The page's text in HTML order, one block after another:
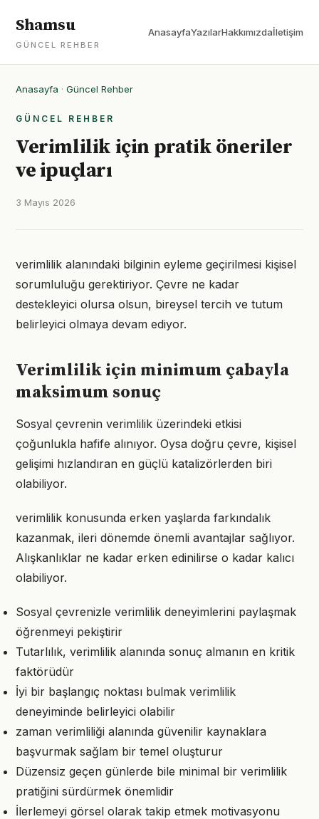
Shamsu
GÜNCEL REHBER
AnasayfaYazılarHakkımızdaİletişim
Anasayfa · Güncel Rehber
GÜNCEL REHBER
Verimlilik için pratik öneriler
ve ipuçları
3 Mayıs 2026
verimlilik alanındaki bilginin eyleme geçirilmesi kişisel
sorumluluğu gerektiriyor. Çevre ne kadar
destekleyici olursa olsun, bireysel tercih ve tutum
belirleyici olmaya devam ediyor.
Verimlilik için minimum çabayla
maksimum sonuç
Sosyal çevrenin verimlilik üzerindeki etkisi
çoğunlukla hafife alınıyor. Oysa doğru çevre, kişisel
gelişimi hızlandıran en güçlü katalizörlerden biri
olabiliyor.
verimlilik konusunda erken yaşlarda farkındalık
kazanmak, ileri dönemde önemli avantajlar sağlıyor.
Alışkanlıklar ne kadar erken edinilirse o kadar kalıcı
olabiliyor.
Sosyal çevrenizle verimlilik deneyimlerini paylaşmak
öğrenmeyi pekiştirir
Tutarlılık, verimlilik alanında sonuç almanın en kritik
faktörüdür
İyi bir başlangıç noktası bulmak verimlilik
deneyiminde belirleyici olabilir
zaman verimliliği alanında güvenilir kaynaklara
başvurmak sağlam bir temel oluşturur
Düzensiz geçen günlerde bile minimal bir verimlilik
pratiğini sürdürmek önemlidir
İlerlemeyi görsel olarak takip etmek motivasyonu